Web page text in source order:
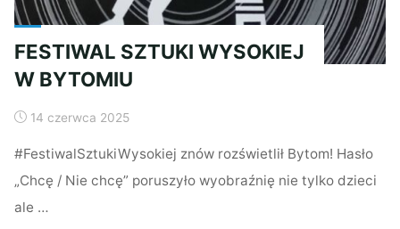
FESTIWAL SZTUKI WYSOKIEJ
W BYTOMIU
14 czerwca 2025
#FestiwalSztukiWysokiej znów rozświetlił Bytom! Hasło
„Chcę / Nie chcę” poruszyło wyobraźnię nie tylko dzieci
ale …